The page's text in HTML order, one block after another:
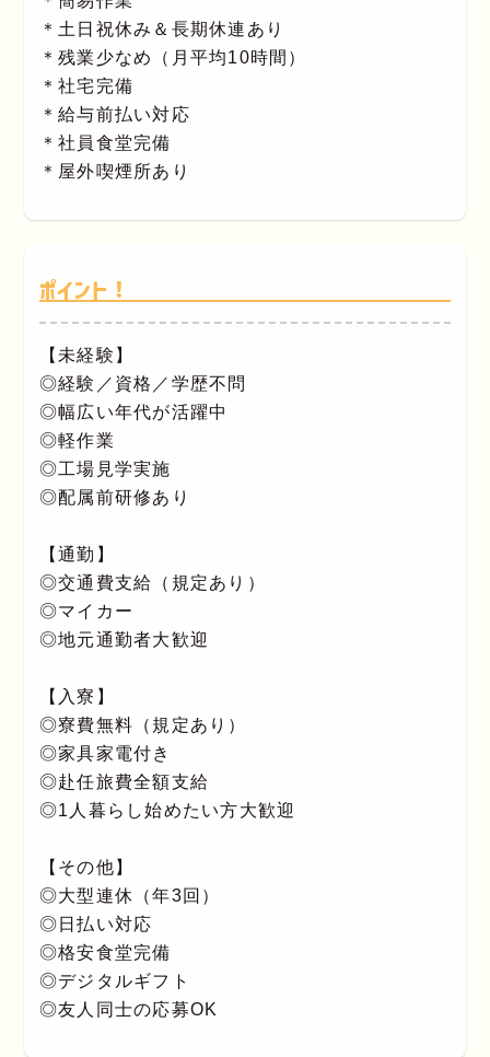
＊土日祝休み＆長期休連あり
＊残業少なめ（月平均10時間）
＊社宅完備
＊給与前払い対応
＊社員食堂完備
＊屋外喫煙所あり
ポイント！
【未経験】
◎経験／資格／学歴不問
◎幅広い年代が活躍中
◎軽作業
◎工場見学実施
◎配属前研修あり
【通勤】
◎交通費支給（規定あり）
◎マイカー
◎地元通勤者大歓迎
【入寮】
◎寮費無料（規定あり）
◎家具家電付き
◎赴任旅費全額支給
◎1人暮らし始めたい方大歓迎
【その他】
◎大型連休（年3回）
◎日払い対応
◎格安食堂完備
◎デジタルギフト
◎友人同士の応募OK